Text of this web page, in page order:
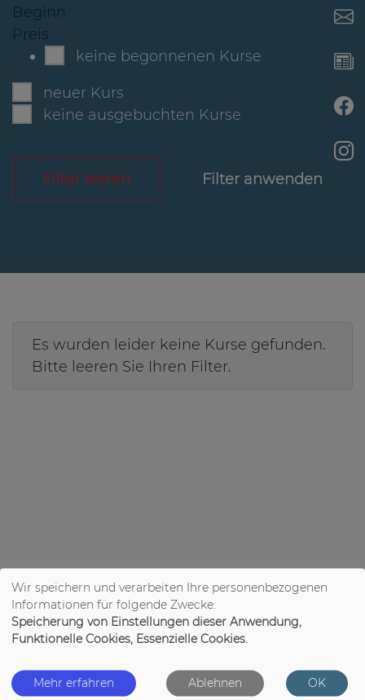
Beginn
Preis
keine begonnenen Kurse
neuer Kurs
keine ausgebuchten Kurse
Filter leeren
Es wurden leider keine Kurse gefunden.
Bitte leeren Sie Ihren Filter.
Wir speichern und verarbeiten Ihre personenbezogenen
Informationen für folgende Zwecke:
Speicherung von Einstellungen dieser Anwendung,
Funktionelle Cookies, Essenzielle Cookies.
Mehr erfahren Ablehnen OK